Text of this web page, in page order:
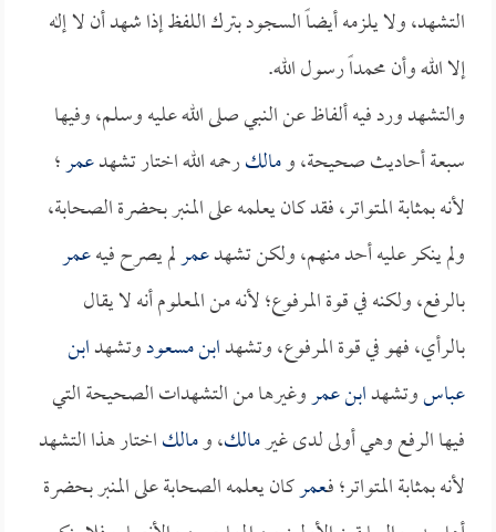
التشهد، ولا يلزمه أيضاً السجود بترك اللفظ إذا شهد أن لا إله
إلا الله وأن محمداً رسول الله.
والتشهد ورد فيه ألفاظ عن النبي صلى الله عليه وسلم، وفيها
سبعة أحاديث صحيحة، ومالكرحمه الله اختار تشهدعمر؛
لأنه بمثابة المتواتر، فقد كان يعلمه على المنبر بحضرة الصحابة،
ولم ينكر عليه أحد منهم، ولكن تشهدعمرلم يصرح فيهعمر
بالرفع، ولكنه في قوة المرفوع؛ لأنه من المعلوم أنه لا يقال
بالرأي، فهو في قوة المرفوع، وتشهدابن مسعودوتشهدابن
عباسوتشهدابن عمروغيرها من التشهدات الصحيحة التي
فيها الرفع وهي أولى لدى غيرمالك، ومالكاختار هذا التشهد
لأنه بمثابة المتواتر؛ فـعمركان يعلمه الصحابة على المنبر بحضرة